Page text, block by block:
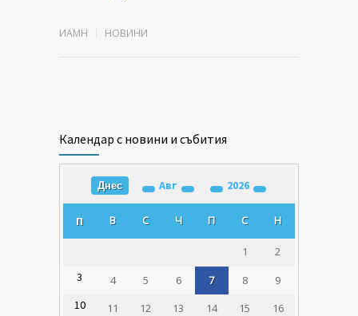
ИАМН НОВИНИ
Календар с новини и събития
Днес Авг 2026
П В С Ч П С Н
1
2
3
4 5 6 7 8
9
10
11 12 13 14 15
16